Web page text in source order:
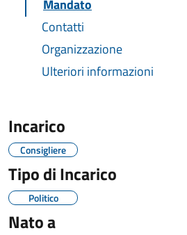
Mandato
Contatti
Organizzazione
Ulteriori informazioni
Incarico
Consigliere
Tipo di Incarico
Politico
Nato a